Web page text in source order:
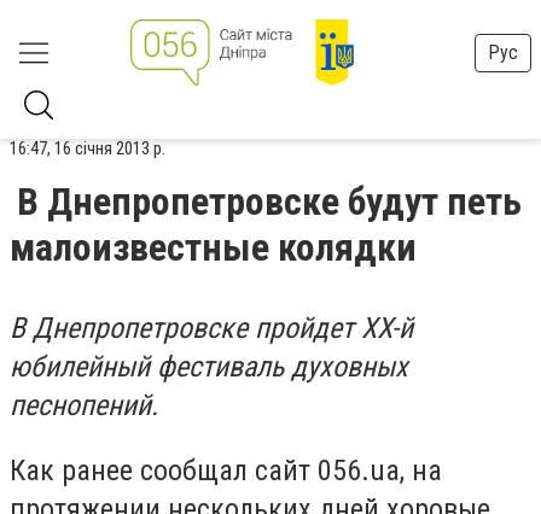
Рус
16:47, 16 січня 2013 р.
В Днепропетровске будут петь
малоизвестные колядки
В Днепропетровске пройдет XX-й
юбилейный фестиваль духовных
песнопений.
Как ранее сообщал сайт 056.ua, на